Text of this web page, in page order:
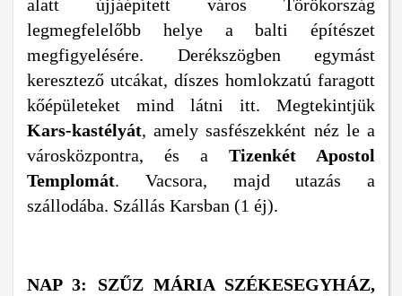
alatt újjáépített város Törökország
legmegfelelőbb helye a balti építészet
megfigyelésére. Derékszögben egymást
keresztező utcákat, díszes homlokzatú faragott
kőépületeket mind látni itt. Megtekintjük
Kars-kastélyát, amely sasfészekként néz le a
városközpontra, és a Tizenkét Apostol
Templomát. Vacsora, majd utazás a
szállodába. Szállás Karsban (1 éj).
NAP 3: SZŰZ MÁRIA SZÉKESEGYHÁZ,